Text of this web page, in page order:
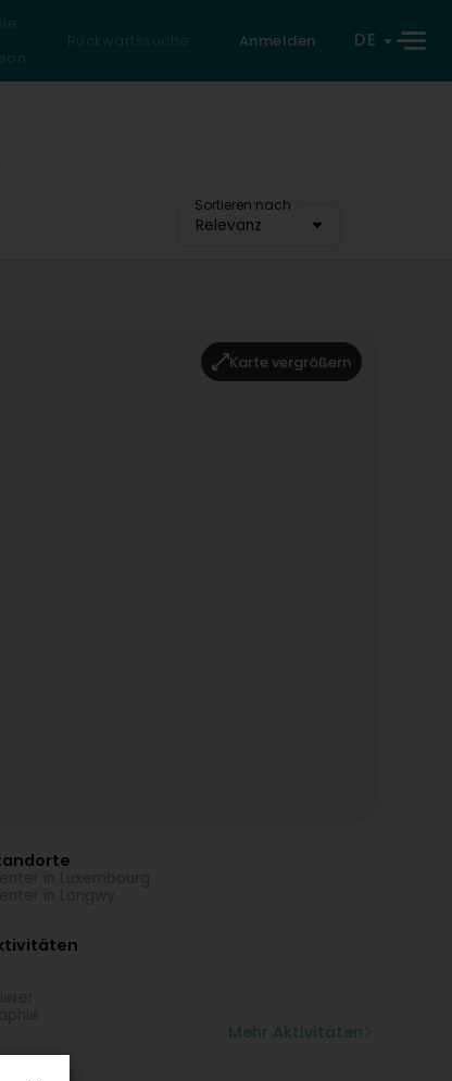
Rückwärtssuche Anmelden DE
Sortieren nach
Relevanz
Karte vergrößern
Mehr Aktivitäten